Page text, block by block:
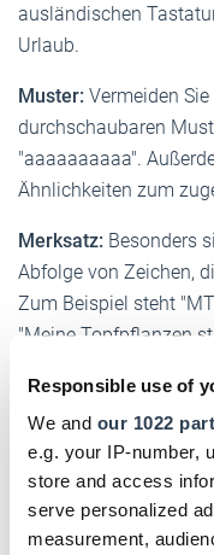
Responsible use of
We and our 1022
e.g. your IP-number,
store and access
serve personalized
measurement,
ausländischen
Urlaub.
Muster: Vermeiden
durchschaubaren
"aaaaaaaaaa".
Ähnlichkeiten zum
Merksatz: Besonders
Abfolge von Zeichen,
Zum Beispiel steht
"Meine Topfpflanzen
durch Sonderzeichen
schwerer zu knacken,
"MT$!Wz11/18&04/
Wortwahl:Vermeiden
Geburtsdaten sowie